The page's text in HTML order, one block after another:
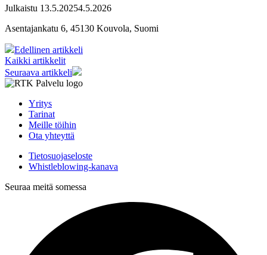
Julkaistu 13.5.20254.5.2026
Asentajankatu 6, 45130 Kouvola, Suomi
Edellinen artikkeli
Kaikki artikkelit
Seuraava artikkeli
Yritys
Tarinat
Meille töihin
Ota yhteyttä
Tietosuojaseloste
Whistleblowing-kanava
Seuraa meitä somessa